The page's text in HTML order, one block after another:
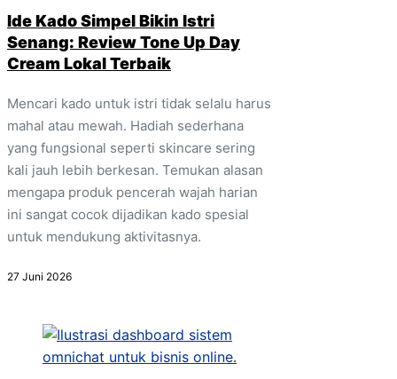
Ide Kado Simpel Bikin Istri
Senang: Review Tone Up Day
Cream Lokal Terbaik
Mencari kado untuk istri tidak selalu harus
mahal atau mewah. Hadiah sederhana
yang fungsional seperti skincare sering
kali jauh lebih berkesan. Temukan alasan
mengapa produk pencerah wajah harian
ini sangat cocok dijadikan kado spesial
untuk mendukung aktivitasnya.
27 Juni 2026